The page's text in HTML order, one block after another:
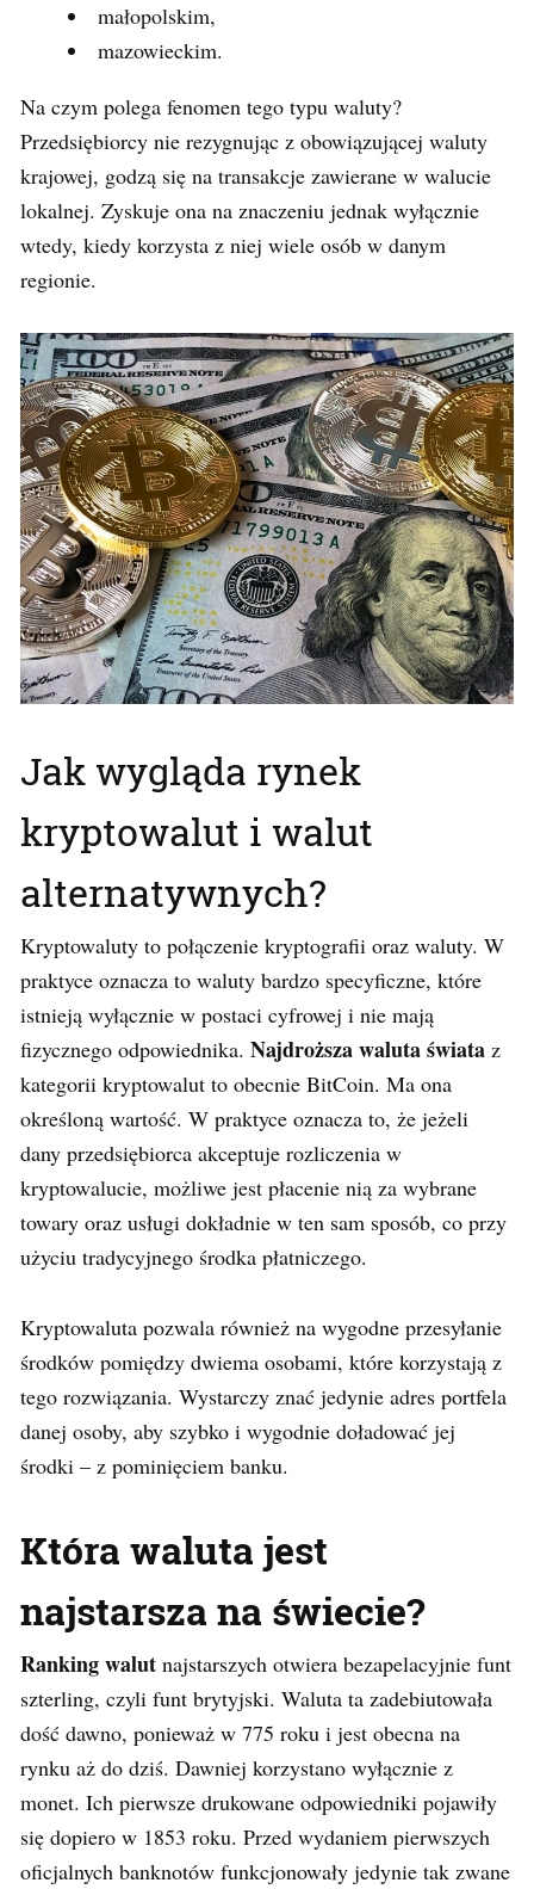
małopolskim,
mazowieckim.
Na czym polega fenomen tego typu waluty?
Przedsiębiorcy nie rezygnując z obowiązującej waluty
krajowej, godzą się na transakcje zawierane w walucie
lokalnej. Zyskuje ona na znaczeniu jednak wyłącznie
wtedy, kiedy korzysta z niej wiele osób w danym
regionie.
Jak wygląda rynek
kryptowalut i walut
alternatywnych?
Kryptowaluty to połączenie kryptografii oraz waluty. W
praktyce oznacza to waluty bardzo specyficzne, które
istnieją wyłącznie w postaci cyfrowej i nie mają
fizycznego odpowiednika. Najdroższa waluta świata z
kategorii kryptowalut to obecnie BitCoin. Ma ona
określoną wartość. W praktyce oznacza to, że jeżeli
dany przedsiębiorca akceptuje rozliczenia w
kryptowalucie, możliwe jest płacenie nią za wybrane
towary oraz usługi dokładnie w ten sam sposób, co przy
użyciu tradycyjnego środka płatniczego.
Kryptowaluta pozwala również na wygodne przesyłanie
środków pomiędzy dwiema osobami, które korzystają z
tego rozwiązania. Wystarczy znać jedynie adres portfela
danej osoby, aby szybko i wygodnie doładować jej
środki – z pominięciem banku.
Która waluta jest
najstarsza na świecie?
Ranking walut najstarszych otwiera bezapelacyjnie funt
szterling, czyli funt brytyjski. Waluta ta zadebiutowała
dość dawno, ponieważ w 775 roku i jest obecna na
rynku aż do dziś. Dawniej korzystano wyłącznie z
monet. Ich pierwsze drukowane odpowiedniki pojawiły
się dopiero w 1853 roku. Przed wydaniem pierwszych
oficjalnych banknotów funkcjonowały jedynie tak zwane